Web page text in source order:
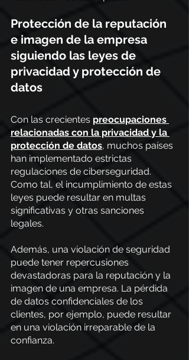
Protección de la reputación
e imagen de la empresa
siguiendo las leyes de
privacidad y protección de
datos
Con las crecientes preocupaciones
relacionadas con la privacidad y la
protección de datos, muchos países
han implementado estrictas
regulaciones de ciberseguridad.
Como tal, el incumplimiento de estas
leyes puede resultar en multas
significativas y otras sanciones
legales.
Además, una violación de seguridad
puede tener repercusiones
devastadoras para la reputación y la
imagen de una empresa. La pérdida
de datos confidenciales de los
clientes, por ejemplo, puede resultar
en una violación irreparable de la
confianza.